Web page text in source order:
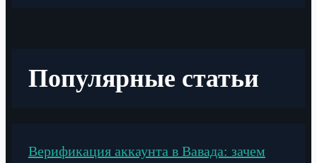
Популярные статьи
Верификация аккаунта в Вавада: зачем